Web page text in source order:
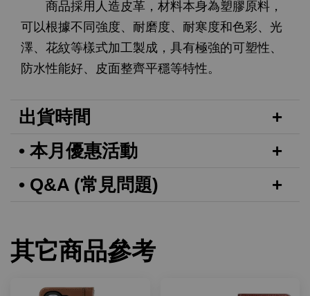
商品採用人造皮革，材料本身為塑膠原料，
可以根據不同強度、耐磨度、耐寒度和色彩、光
澤、花紋等樣式加工製成，具有極強的可塑性、
防水性能好、皮面整齊平穩等特性。
出貨時間
• 本月優惠活動
• Q&A (常見問題)
其它商品參考